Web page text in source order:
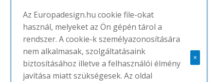
Freeflow
ALLERMUIR
Az Europadesign.hu cookie file-okat
használ, melyeket az Ön gépén tárol a
rendszer. A cookie-k személyazonosítására
nem alkalmasak, szolgáltatásaink
biztosításához illetve a felhasználói élmény
javítása miatt szükségesek. Az oldal
×